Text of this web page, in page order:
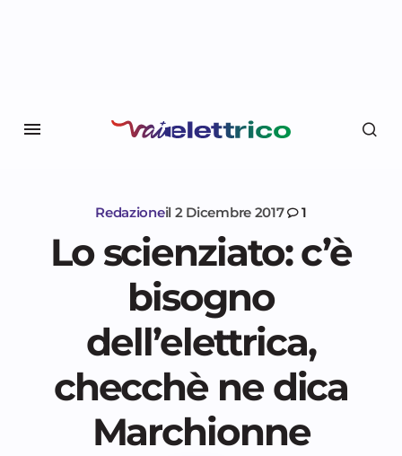
Redazioneil 2 Dicembre 2017 1
Lo scienziato: c’è
bisogno
dell’elettrica,
checchè ne dica
Marchionne